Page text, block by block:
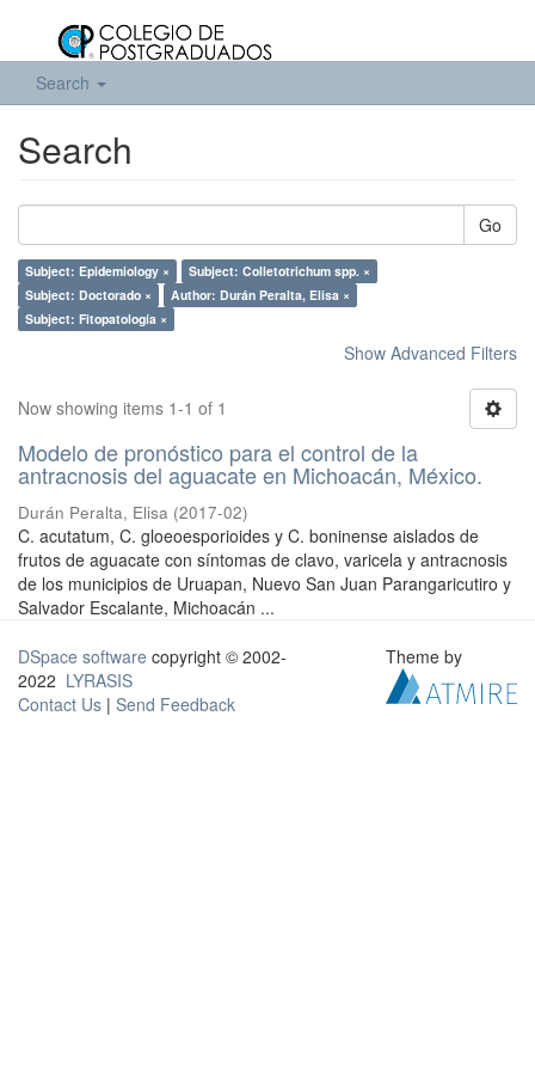
Search
Search
Go
Subject: Epidemiology ×
Subject: Colletotrichum spp. ×
Subject: Doctorado ×
Author: Durán Peralta, Elisa ×
Subject: Fitopatología ×
Show Advanced Filters
Now showing items 1-1 of 1
Modelo de pronóstico para el control de la
antracnosis del aguacate en Michoacán, México.
Durán Peralta, Elisa (2017-02)
C. acutatum, C. gloeoesporioides y C. boninense aislados de
frutos de aguacate con síntomas de clavo, varicela y antracnosis
de los municipios de Uruapan, Nuevo San Juan Parangaricutiro y
Salvador Escalante, Michoacán ...
DSpace software copyright © 2002-
2022 LYRASIS
Contact Us | Send Feedback
Theme by